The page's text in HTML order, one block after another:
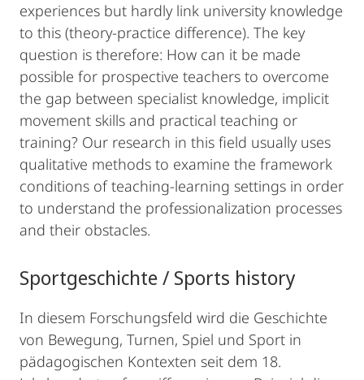
experiences but hardly link university knowledge
to this (theory-practice difference). The key
question is therefore: How can it be made
possible for prospective teachers to overcome
the gap between specialist knowledge, implicit
movement skills and practical teaching or
training? Our research in this field usually uses
qualitative methods to examine the framework
conditions of teaching-learning settings in order
to understand the professionalization processes
and their obstacles.
Sportgeschichte / Sports history
In diesem Forschungsfeld wird die Geschichte
von Bewegung, Turnen, Spiel und Sport in
pädagogischen Kontexten seit dem 18.